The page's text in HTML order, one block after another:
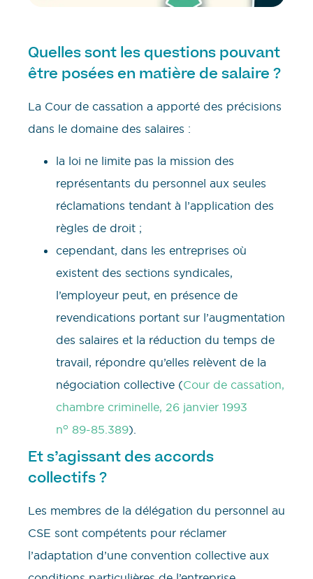
Quelles sont les questions pouvant
être posées en matière de salaire ?
La Cour de cassation a apporté des précisions
dans le domaine des salaires :
la loi ne limite pas la mission des
représentants du personnel aux seules
réclamations tendant à l’application des
règles de droit ;
cependant, dans les entreprises où
existent des sections syndicales,
l’employeur peut, en présence de
revendications portant sur l’augmentation
des salaires et la réduction du temps de
travail, répondre qu’elles relèvent de la
négociation collective (Cour de cassation,
chambre criminelle, 26 janvier 1993
no 89-85.389).
Et s’agissant des accords
collectifs ?
Les membres de la délégation du personnel au
CSE sont compétents pour réclamer
l’adaptation d’une convention collective aux